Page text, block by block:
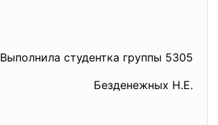
Выполнила студентка группы 5305
Безденежных Н.Е.